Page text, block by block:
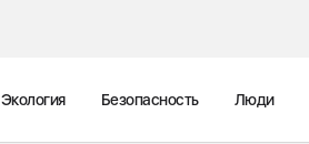
Экология Безопасность Люди